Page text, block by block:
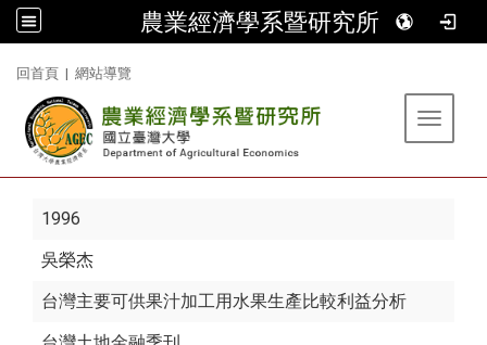
農業經濟學系暨研究所
回首頁 | 網站導覽
Toggle
1996
吳榮杰
台灣主要可供果汁加工用水果生產比較利益分析